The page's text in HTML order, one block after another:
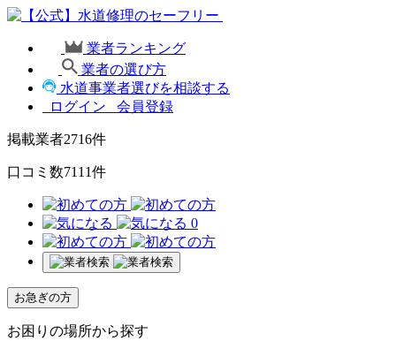
業者ランキング
業者の選び方
水道事業者選びを相談する
ログイン
会員登録
掲載業者2716件
口コミ数7111件
0
お急ぎの方
お困りの場所から探す